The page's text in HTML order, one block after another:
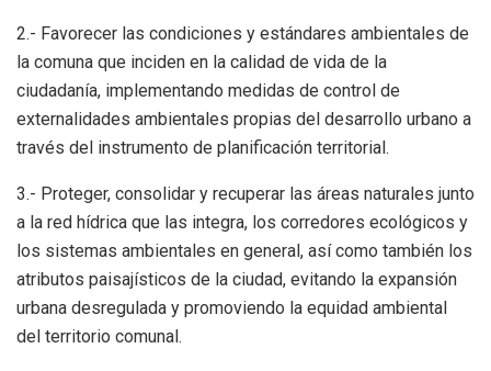
2.- Favorecer las condiciones y estándares ambientales de
la comuna que inciden en la calidad de vida de la
ciudadanía, implementando medidas de control de
externalidades ambientales propias del desarrollo urbano a
través del instrumento de planificación territorial.
3.- Proteger, consolidar y recuperar las áreas naturales junto
a la red hídrica que las integra, los corredores ecológicos y
los sistemas ambientales en general, así como también los
atributos paisajísticos de la ciudad, evitando la expansión
urbana desregulada y promoviendo la equidad ambiental
del territorio comunal.